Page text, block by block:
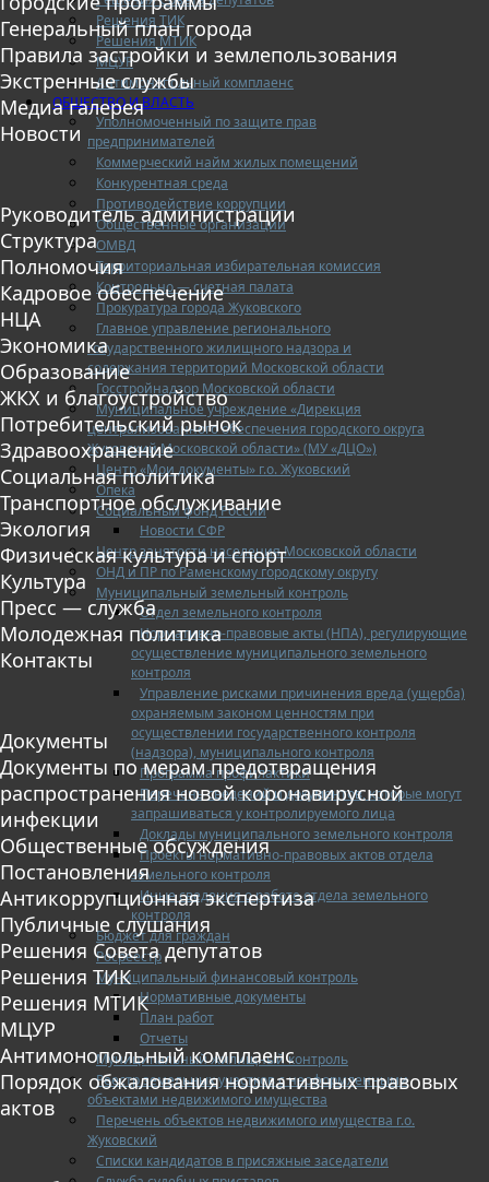
Решения ТИК
Решения МТИК
МЦУР
Антимонопольный комплаенс
ОБЩЕСТВО И ВЛАСТЬ
Уполномоченный по защите прав
предпринимателей
Коммерческий найм жилых помещений
Конкурентная среда
Противодействие коррупции
Общественные организации
ОМВД
Территориальная избирательная комиссия
Контрольно — счетная палата
Прокуратура города Жуковского
Главное управление регионального
государственного жилищного надзора и
содержания территорий Московской области
Госстройнадзор Московской области
Муниципальное учреждение «Дирекция
централизованного обеспечения городского округа
Жуковский Московской области» (МУ «ДЦО»)
Центр «Мои документы» г.о. Жуковский
Опека
Социальный фонд России
Новости СФР
Центр занятости населения Московской области
ОНД и ПР по Раменскому городскому округу
Муниципальный земельный контроль
Отдел земельного контроля
Нормативно-правовые акты (НПА), регулирующие
осуществление муниципального земельного
контроля
Управление рисками причинения вреда (ущерба)
охраняемым законом ценностям при
осуществлении государственного контроля
(надзора), муниципального контроля
Программа профилактики
Перечень сведений и документов, которые могут
запрашиваться у контролируемого лица
Доклады муниципального земельного контроля
Проекты нормативно-правовых актов отдела
земельного контроля
Иные сведения о работе отдела земельного
контроля
Бюджет для граждан
Росреестр
Муниципальный финансовый контроль
Нормативные документы
План работ
Отчеты
Муниципальный жилищный контроль
Реестр земельных участков с неоформленными
объектами недвижимого имущества
Перечень объектов недвижимого имущества г.о.
Жуковский
Списки кандидатов в присяжные заседатели
Генеральный план города
Правила застройки и землепользования
Экстренные службы
Медиа галерея
Новости
Руководитель администрации
Структура
Полномочия
Кадровое обеспечение
НЦА
Экономика
Образование
ЖКХ и благоустройство
Потребительский рынок
Здравоохранение
Социальная политика
Транспортное обслуживание
Экология
Физическая культура и спорт
Культура
Пресс — служба
Молодежная политика
Контакты
Документы
Документы по мерам предотвращения
распространения новой коронавирусной
инфекции
Общественные обсуждения
Постановления
Антикоррупционная экспертиза
Публичные слушания
Решения Совета депутатов
Решения ТИК
Решения МТИК
МЦУР
Антимонопольный комплаенс
Порядок обжалования нормативных правовых
актов